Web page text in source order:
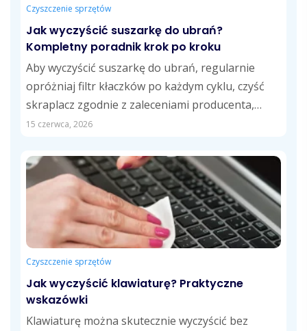
Czyszczenie sprzętów
Jak wyczyścić suszarkę do ubrań?
Kompletny poradnik krok po kroku
Aby wyczyścić suszarkę do ubrań, regularnie
opróżniaj filtr kłaczków po każdym cyklu, czyść
skraplacz zgodnie z zaleceniami producenta,
opróżniaj zbiornik...
15 czerwca, 2026
Czyszczenie sprzętów
Jak wyczyścić klawiaturę? Praktyczne
wskazówki
Klawiaturę można skutecznie wyczyścić bez